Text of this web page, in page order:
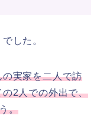
した。
実家を二人で訪
2人での外出で、
。